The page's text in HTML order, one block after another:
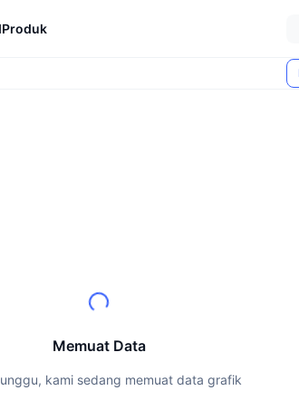
Produk
Memuat Data
kami sedang memuat data grafik